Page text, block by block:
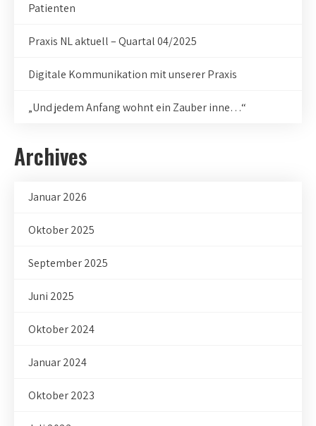
Patienten
Praxis NL aktuell – Quartal 04/2025
Digitale Kommunikation mit unserer Praxis
„Und jedem Anfang wohnt ein Zauber inne…“
Archives
Januar 2026
Oktober 2025
September 2025
Juni 2025
Oktober 2024
Januar 2024
Oktober 2023